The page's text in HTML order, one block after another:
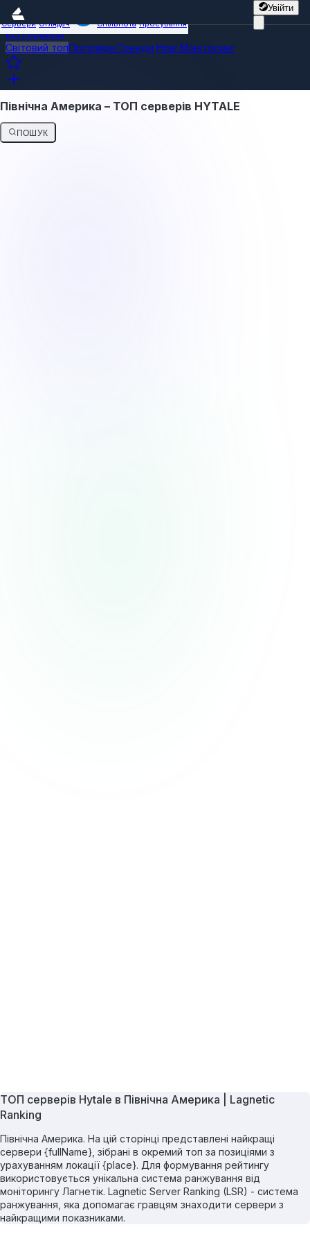
Увійти
Сервери Оглядач Спільнота Просування
Всі сервери
Світовий топПопулярніТренди Нові Моніторинг
Північна Америка – ТОП серверів HYTALE
ПОШУК
ТОП серверів Hytale в Північна Америка | Lagnetic
Ranking
Північна Америка. На цій сторінці представлені найкращі
сервери {fullName}, зібрані в окремий топ за позиціями з
урахуванням локації {place}. Для формування рейтингу
використовується унікальна система ранжування від
моніторингу Лагнетік. Lagnetic Server Ranking (LSR) - система
ранжування, яка допомагає гравцям знаходити сервери з
найкращими показниками.